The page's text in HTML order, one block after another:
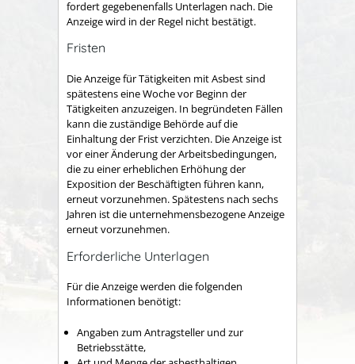
fordert gegebenenfalls Unterlagen nach. Die
Anzeige wird in der Regel nicht bestätigt.
Fristen
Die Anzeige für Tätigkeiten mit Asbest sind
spätestens eine Woche vor Beginn der
Tätigkeiten anzuzeigen. In begründeten Fällen
kann die zuständige Behörde auf die
Einhaltung der Frist verzichten. Die Anzeige ist
vor einer Änderung der Arbeitsbedingungen,
die zu einer erheblichen Erhöhung der
Exposition der Beschäftigten führen kann,
erneut vorzunehmen. Spätestens nach sechs
Jahren ist die unternehmensbezogene Anzeige
erneut vorzunehmen.
Erforderliche Unterlagen
Für die Anzeige werden die folgenden
Informationen benötigt:
Angaben zum Antragsteller und zur
Betriebsstätte,